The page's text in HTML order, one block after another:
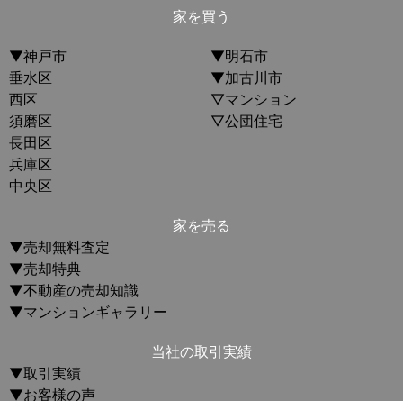
家を買う
▼神戸市
垂水区
西区
須磨区
長田区
兵庫区
中央区
▼明石市
▼加古川市
▽マンション
▽公団住宅
家を売る
▼売却無料査定
▼売却特典
▼不動産の売却知識
▼マンションギャラリー
当社の取引実績
▼取引実績
▼お客様の声